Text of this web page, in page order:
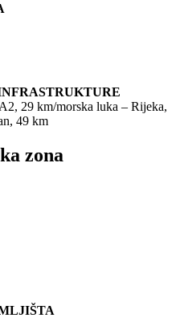
29 km/morska luka – Rijeka,
49 km
zona